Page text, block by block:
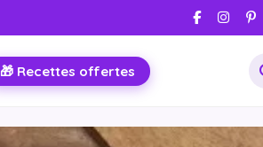
🎁 Recettes offertes